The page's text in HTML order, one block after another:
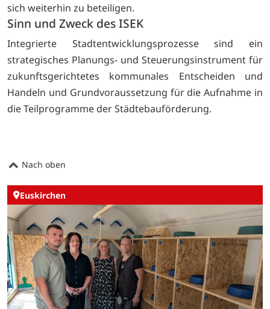
sich weiterhin zu beteiligen.
Sinn und Zweck des ISEK
Integrierte Stadtentwicklungsprozesse sind ein
strategisches Planungs- und Steuerungsinstrument für
zukunftsgerichtetes kommunales Entscheiden und
Handeln und Grundvoraussetzung für die Aufnahme in
die Teilprogramme der Städtebauförderung.
Nach oben
Euskirchen